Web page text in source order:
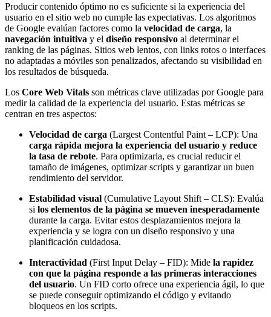
Producir contenido óptimo no es suficiente si la experiencia del
usuario en el sitio web no cumple las expectativas. Los algoritmos
de Google evalúan factores como la velocidad de carga, la
navegación intuitiva y el diseño responsivo al determinar el
ranking de las páginas. Sitios web lentos, con links rotos o interfaces
no adaptadas a móviles son penalizados, afectando su visibilidad en
los resultados de búsqueda.
Los Core Web Vitals son métricas clave utilizadas por Google para
medir la calidad de la experiencia del usuario. Estas métricas se
centran en tres aspectos:
Velocidad de carga (Largest Contentful Paint – LCP): Una
carga rápida mejora la experiencia del usuario y reduce
la tasa de rebote. Para optimizarla, es crucial reducir el
tamaño de imágenes, optimizar scripts y garantizar un buen
rendimiento del servidor.
Estabilidad visual (Cumulative Layout Shift – CLS): Evalúa
si los elementos de la página se mueven inesperadamente
durante la carga. Evitar estos desplazamientos mejora la
experiencia y se logra con un diseño responsivo y una
planificación cuidadosa.
Interactividad (First Input Delay – FID): Mide la rapidez
con que la página responde a las primeras interacciones
del usuario. Un FID corto ofrece una experiencia ágil, lo que
se puede conseguir optimizando el código y evitando
bloqueos en los scripts.